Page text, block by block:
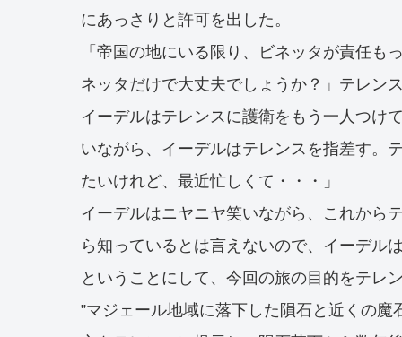
にあっさりと許可を出した。
「帝国の地にいる限り、ビネッタが責任
ネッタだけで大丈夫でしょうか？」テレン
イーデルはテレンスに護衛をもう一人つけ
いながら、イーデルはテレンスを指差す。
たいけれど、最近忙しくて・・・」
イーデルはニヤニヤ笑いながら、これから
ら知っているとは言えないので、イーデル
ということにして、今回の旅の目的をテレ
”マジェール地域に落下した隕石と近くの